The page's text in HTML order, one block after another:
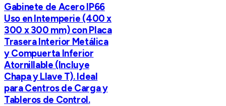
Gabinete de Acero IP66
Uso en Intemperie (400 x
300 x 300 mm) con Placa
Trasera Interior Metálica
y Compuerta Inferior
Atornillable (Incluye
Chapa y Llave T). Ideal
para Centros de Carga y
Tableros de Control.